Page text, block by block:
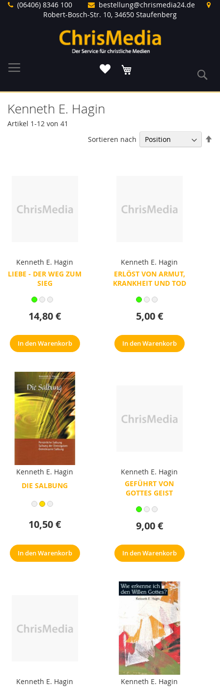
Direkt(06406) 8346 100
bestellung@chrismedia24.de
Robert-Bosch-Str. 10, 34650 Staufenberg
Kenneth E. Hagin
Artikel 1-12 von 41
Sortieren nach
Kenneth E. Hagin
LIEBE - DER WEG ZUM
SIEG
14,80 €
In den Warenkorb
Kenneth E. Hagin
ERLÖST VON ARMUT,
KRANKHEIT UND TOD
5,00 €
In den Warenkorb
Kenneth E. Hagin
DIE SALBUNG
10,50 €
In den Warenkorb
Kenneth E. Hagin
GEFÜHRT VON
GOTTES GEIST
9,00 €
In den Warenkorb
Kenneth E. Hagin
Kenneth E. Hagin